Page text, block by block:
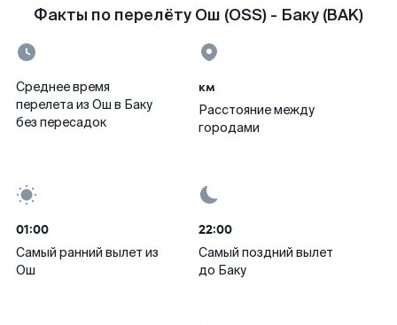
Факты по перелёту Ош (OSS) - Баку (BAK)
Среднее время
перелета из Ош в Баку
без пересадок
км
Расстояние между
городами
01:00
Самый ранний вылет из
Ош
22:00
Самый поздний вылет
до Баку